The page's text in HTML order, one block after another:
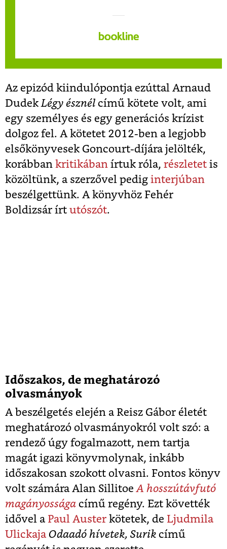
Az epizód kiindulópontja ezúttal Arnaud
DudekLégy észnél című kötete volt, ami
egy személyes és egy generációs krízist
dolgoz fel. A kötetet 2012-ben a legjobb
elsőkönyvesek Goncourt-díjára jelölték,
korábban kritikában írtuk róla, részletet is
közöltünk, a szerzővel pedig interjúban
beszélgettünk. A könyvhöz Fehér
Boldizsár írt utószót.
Időszakos, de meghatározó
olvasmányok
A beszélgetés elején a Reisz Gábor életét
meghatározó olvasmányokról volt szó: a
rendező úgy fogalmazott, nem tartja
magát igazi könyvmolynak, inkább
időszakosan szokott olvasni. Fontos könyv
volt számára Alan SillitoeA hosszútávfutó
magányossága című regény. Ezt követték
idővel a Paul Auster kötetek, de Ljudmila
Ulickaja Odaadó ​hívetek, Surik című